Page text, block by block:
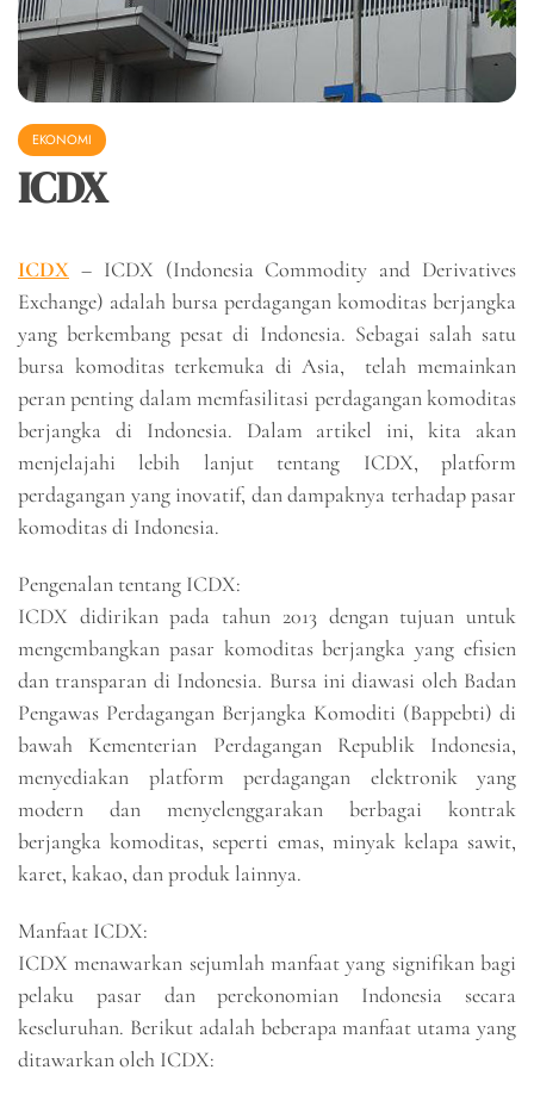
EKONOMI
ICDX
ICDX – ICDX (Indonesia Commodity and Derivatives
Exchange) adalah bursa perdagangan komoditas berjangka
yang berkembang pesat di Indonesia. Sebagai salah satu
bursa komoditas terkemuka di Asia, telah memainkan
peran penting dalam memfasilitasi perdagangan komoditas
berjangka di Indonesia. Dalam artikel ini, kita akan
menjelajahi lebih lanjut tentang ICDX, platform
perdagangan yang inovatif, dan dampaknya terhadap pasar
komoditas di Indonesia.
Pengenalan tentang ICDX:
ICDX didirikan pada tahun 2013 dengan tujuan untuk
mengembangkan pasar komoditas berjangka yang efisien
dan transparan di Indonesia. Bursa ini diawasi oleh Badan
Pengawas Perdagangan Berjangka Komoditi (Bappebti) di
bawah Kementerian Perdagangan Republik Indonesia,
menyediakan platform perdagangan elektronik yang
modern dan menyelenggarakan berbagai kontrak
berjangka komoditas, seperti emas, minyak kelapa sawit,
karet, kakao, dan produk lainnya.
Manfaat ICDX:
ICDX menawarkan sejumlah manfaat yang signifikan bagi
pelaku pasar dan perekonomian Indonesia secara
keseluruhan. Berikut adalah beberapa manfaat utama yang
ditawarkan oleh ICDX: